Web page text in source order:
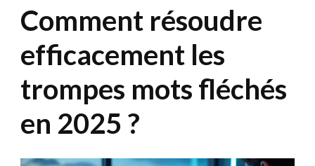
Comment résoudre
efficacement les
trompes mots fléchés
en 2025 ?